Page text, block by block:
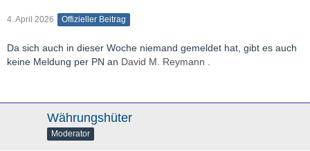
4. April 2026 Offizieller Beitrag
Da sich auch in dieser Woche niemand gemeldet hat, gibt es auch
keine Meldung per PN an David M. Reymann .
Währungshüter
Moderator